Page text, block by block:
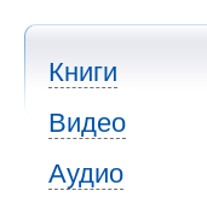
Книги
Видео
Аудио